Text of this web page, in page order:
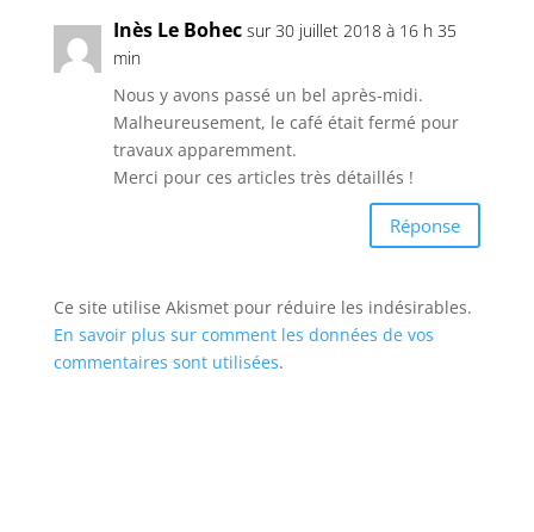
Inès Le Bohec sur 30 juillet 2018 à 16 h 35
min
Nous y avons passé un bel après-midi.
Malheureusement, le café était fermé pour
travaux apparemment.
Merci pour ces articles très détaillés !
Réponse
Ce site utilise Akismet pour réduire les indésirables.
En savoir plus sur comment les données de vos
commentaires sont utilisées.